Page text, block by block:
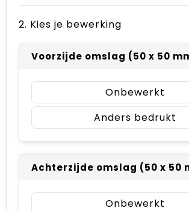
2. Kies je bewerking
Voorzijde omslag (50 x 50
Onbewerkt
Anders bedrukt
Achterzijde omslag (50 x 50
Onbewerkt